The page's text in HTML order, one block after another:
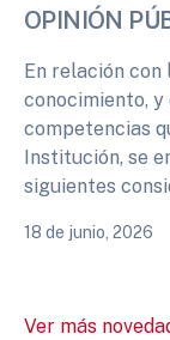
OPINIÓN
En relación con
conocimiento, y
competencias
Institución, se
siguientes
18 de junio, 2026
Ver más